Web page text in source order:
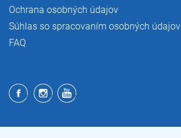
Ochrana osobných údajov
Súhlas so spracovaním osobných údajov
FAQ